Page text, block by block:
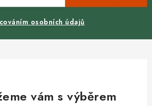
osobních údajů
vám s výběrem